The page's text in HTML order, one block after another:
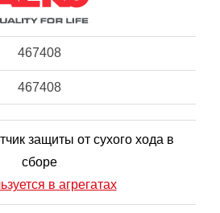
467408
467408
защиты от сухого хода в
сборе
в агрегатах